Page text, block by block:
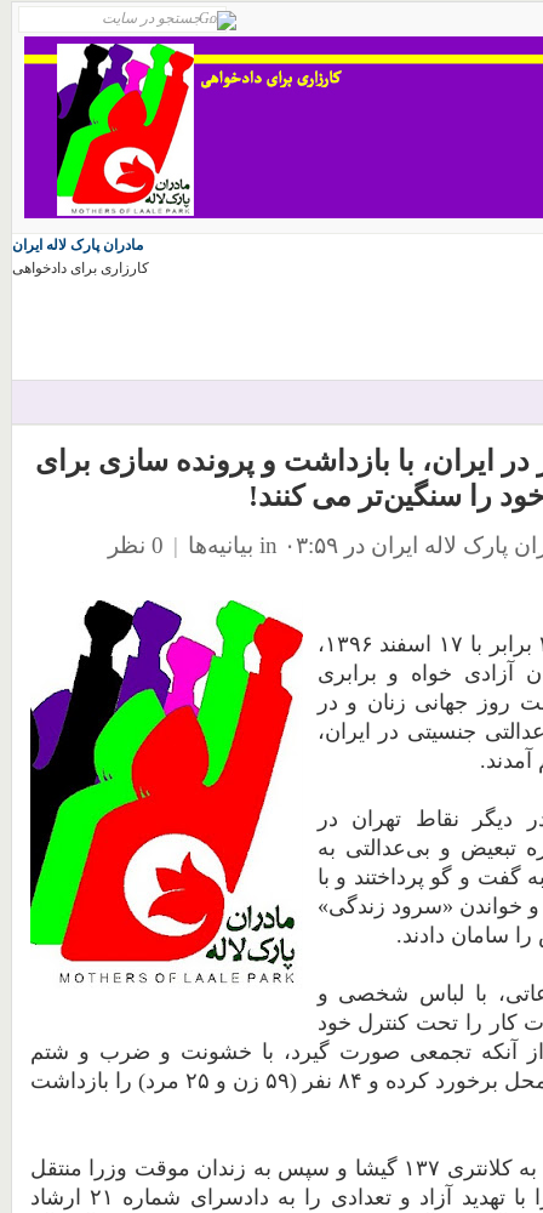
مادران پارک لاله ایران
کارزاری برای دادخواهی
ایران، با بازداشت و پرونده سازی برای
را سنگین‌تر می کنند!
پارک لاله ایران در ۰۳:۵۹ in بیانیه‌ها | 0 نظر
برابر با ۱۷ اسفند ۱۳۹۶،
آزادی خواه و برابری
روز جهانی زنان و در
جنسیتی در
ایران،
آمدند.
دیگر نقاط تهران
در
تبعیض و بیعدالتی به
گفت و گو پرداختند و با
و خواندن «سرود زندگی»
را سامان دادند.
با لباس شخصی و
کار را تحت کنترل خود
آنکه تجمعی صورت گیرد، با خشونت و ضرب و شتم
برخورد کرده و ۸۴ نفر (۵۹ زن و ۲۵ مرد) را بازداشت
به کلانتری ۱۳۷ گیشا و سپس به زندان موقت وزرا
منتقل
تهدید آزاد و تعدادی را به دادسرای شماره ۲۱ ارشاد